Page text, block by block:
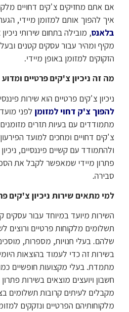
אם אתם מחזיקים צ'קים דחויים
איך להפוך אותם למזומן מיידי,
בלאנס, מובילה בתחום שירותי
מקיף ומהיר עבור עסקים קטנים
הזקוקים למזומן באופן מיידי.
מה זה ניכיון צ'קים פרטיים
ניכיון צ'קים פרטיים הוא שירות
להפוך צ'ק דחוי למזומן לפני
מתמודדים עם בעיות תזרים
צ'קים דחויים ומחכים למועד
ולהתמודד עם קשיים פיננסיים,
פתרון מיידי שמאפשר לקבל את
סבירה.
למי מתאים שירות ניכיון צ'קים
השירות מיועד במיוחד עבור עסקים
תשלומים מלקוחות פרטיים ורוצים
שלהם. בעלי חנויות, מספרות,
בשירות זה כדי לעמוד בהוצאות
מתמדת. בעלי מקצועות חופשיים כמו
חשבון ויועצים מוצאים בשירות
מקבלים לעיתים קרובות תשלומים
מלקוחותיהם הפרטיים ונזקקים